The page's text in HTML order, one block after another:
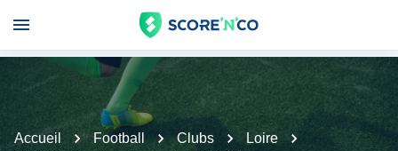
Accueil Football Clubs
Loire